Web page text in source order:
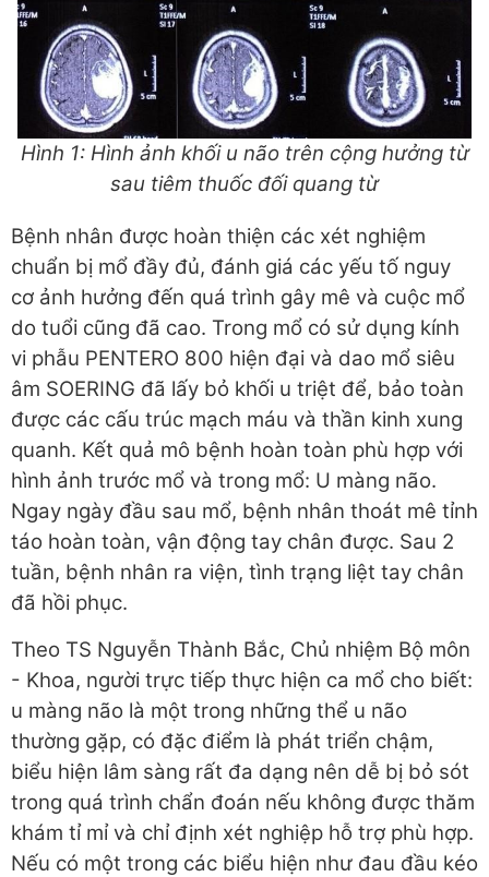
Hình 1: Hình ảnh khối u não trên cộng hưởng từ
sau tiêm thuốc đối quang từ
Bệnh nhân được hoàn thiện các xét nghiệm
chuẩn bị mổ đầy đủ, đánh giá các yếu tố nguy
cơ ảnh hưởng đến quá trình gây mê và cuộc mổ
do tuổi cũng đã cao. Trong mổ có sử dụng kính
vi phẫu PENTERO 800 hiện đại và dao mổ siêu
âm SOERING đã lấy bỏ khối u triệt để, bảo toàn
được các cấu trúc mạch máu và thần kinh xung
quanh. Kết quả mô bệnh hoàn toàn phù hợp với
hình ảnh trước mổ và trong mổ: U màng não.
Ngay ngày đầu sau mổ, bệnh nhân thoát mê tỉnh
táo hoàn toàn, vận động tay chân được. Sau 2
tuần, bệnh nhân ra viện, tình trạng liệt tay chân
đã hồi phục.
Theo TS Nguyễn Thành Bắc, Chủ nhiệm Bộ môn
- Khoa, người trực tiếp thực hiện ca mổ cho biết:
u màng não là một trong những thể u não
thường gặp, có đặc điểm là phát triển chậm,
biểu hiện lâm sàng rất đa dạng nên dễ bị bỏ sót
trong quá trình chẩn đoán nếu không được thăm
khám tỉ mỉ và chỉ định xét nghiệp hỗ trợ phù hợp.
Nếu có một trong các biểu hiện như đau đầu kéo